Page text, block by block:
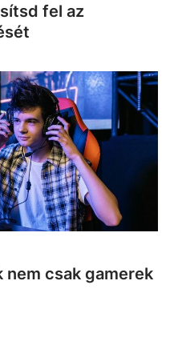
fel az
nem csak gamerek